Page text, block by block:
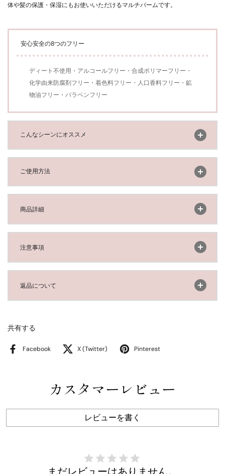
体や髪の保護・保湿にもお使いいただけるマルチバームです。
安心安全の8つのフリー
ディート不使用・アルコールフリー・合成ポリマーフリー・
化学由来防腐剤フリー・着色料フリー・人口香料フリー・鉱
物油フリー・パラペンフリー
こんなシーンにオススメ
ご使用方法
商品詳細
注意事項
返品について
共有する
Facebook X (Twitter) Pinterest
カスタマーレビュー
レビューを書く
まだレビューはありません。